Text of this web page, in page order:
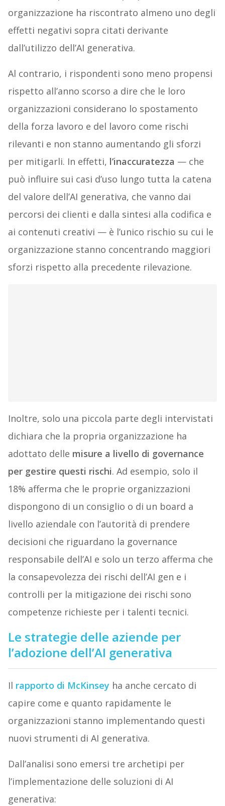
organizzazione ha riscontrato almeno uno degli
effetti negativi sopra citati derivante
dall’utilizzo dell’AI generativa.
Al contrario, i rispondenti sono meno propensi
rispetto all’anno scorso a dire che le loro
organizzazioni considerano lo spostamento
della forza lavoro e del lavoro come rischi
rilevanti e non stanno aumentando gli sforzi
per mitigarli. In effetti, l’inaccuratezza — che
può influire sui casi d’uso lungo tutta la catena
del valore dell’AI generativa, che vanno dai
percorsi dei clienti e dalla sintesi alla codifica e
ai contenuti creativi — è l’unico rischio su cui le
organizzazione stanno concentrando maggiori
sforzi rispetto alla precedente rilevazione.
Inoltre, solo una piccola parte degli intervistati
dichiara che la propria organizzazione ha
adottato delle misure a livello di governance
per gestire questi rischi. Ad esempio, solo il
18% afferma che le proprie organizzazioni
dispongono di un consiglio o di un board a
livello aziendale con l’autorità di prendere
decisioni che riguardano la governance
responsabile dell’AI e solo un terzo afferma che
la consapevolezza dei rischi dell’AI gen e i
controlli per la mitigazione dei rischi sono
competenze richieste per i talenti tecnici.
Le strategie delle aziende per
l’adozione dell’AI generativa
Il rapporto di McKinsey ha anche cercato di
capire come e quanto rapidamente le
organizzazioni stanno implementando questi
nuovi strumenti di AI generativa.
Dall’analisi sono emersi tre archetipi per
l’implementazione delle soluzioni di AI
generativa: